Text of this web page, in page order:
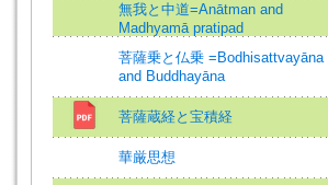
無我と中道=Anātman and
Madhyamā pratipad
菩薩乗と仏乗 =Bodhisattvayāna
and Buddhayāna
菩薩蔵経と宝積経
華厳思想